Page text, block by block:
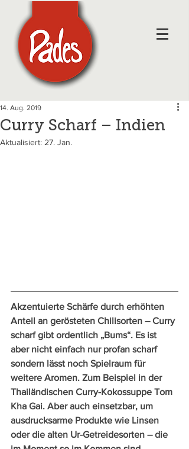
Curry Scharf – Indien
14. Aug. 2019
Aktualisiert: 27. Jan.
Akzentuierte Schärfe durch erhöhten
Anteil an gerösteten Chilisorten – Curry
scharf gibt ordentlich „Bums“. Es ist
aber nicht einfach nur profan scharf
sondern lässt noch Spielraum für
weitere Aromen. Zum Beispiel in der
Thailändischen Curry-Kokossuppe Tom
Kha Gai. Aber auch einsetzbar, um
ausdrucks­arme Produkte wie Linsen
oder die alten Ur-Getreidesorten – die